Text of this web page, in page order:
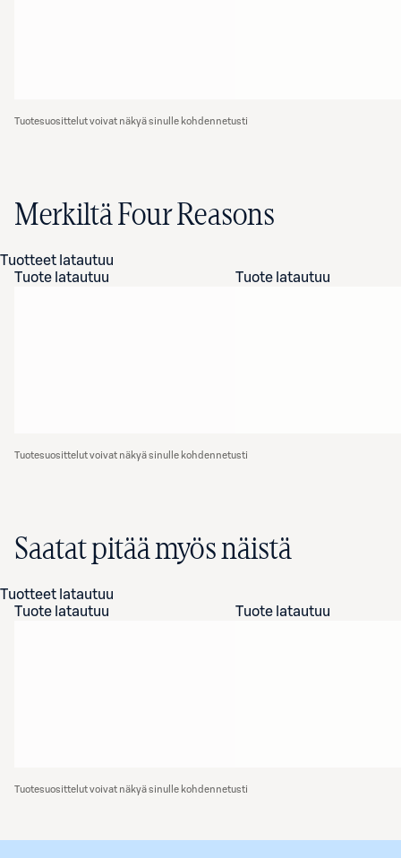
Tuotesuosittelut voivat näkyä sinulle kohdennetusti
Merkiltä Four Reasons
Tuotteet latautuu
Tuote latautuu
Tuote latautuu
Tuotesuosittelut voivat näkyä sinulle kohdennetusti
Saatat pitää myös näistä
Tuotteet latautuu
Tuote latautuu
Tuote latautuu
Tuotesuosittelut voivat näkyä sinulle kohdennetusti